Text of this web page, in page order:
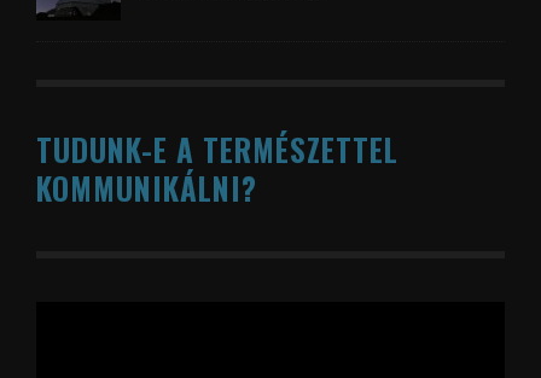
TUDUNK-E A TERMÉSZETTEL
KOMMUNIKÁLNI?